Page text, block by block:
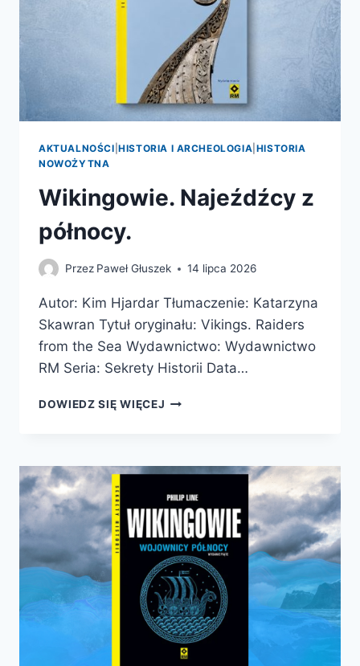
AKTUALNOŚCI |HISTORIA I ARCHEOLOGIA HISTORIA
NOWOŻYTNA
Wikingowie. Najeźdźcy z
północy.
Przez Paweł Głuszek 14 lipca 2026
Autor: Kim Hjardar Tłumaczenie: Katarzyna
Skawran Tytuł oryginału: Vikings. Raiders
from the Sea Wydawnictwo: Wydawnictwo
RM Seria: Sekrety Historii Data…
DOWIEDZ SIĘ WIĘCEJ WIKINGOWIE.